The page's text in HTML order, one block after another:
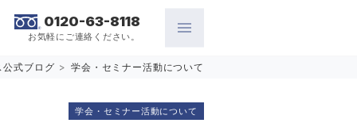
0120-63-8118
お気軽にご連絡ください。
公式ブログ > 学会・セミナー活動について
学会・セミナー活動について